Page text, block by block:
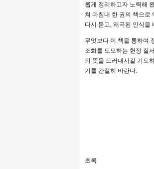
롭게 정리하고자 노력해
쳐 마침내 한 권의 책으로
다시 묻고, 왜곡된 인식을
무엇보다 이 책을 통하여
조화를 도모하는 헌정 질
의 뜻을 드러내시길 기도
기를 간절히 바란다.
초록